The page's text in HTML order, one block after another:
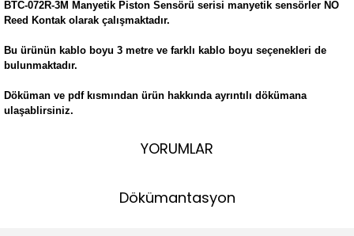
BTC-072R-3M Manyetik Piston Sensörü serisi manyetik sensörler NO
Reed Kontak olarak çalışmaktadır.
Bu ürünün kablo boyu 3 metre ve farklı kablo boyu seçenekleri de
bulunmaktadır.
Döküman ve pdf kısmından ürün hakkında ayrıntılı dökümana
ulaşablirsiniz.
YORUMLAR
Dökümantasyon